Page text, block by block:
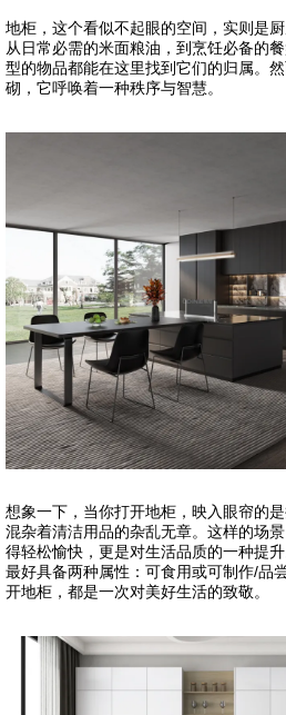
地柜，这个看似不起眼的空间，实则是
从日常必需的米面粮油，到烹饪必备的
型的物品都能在这里找到它们的归属。
砌，它呼唤着一种秩序与智慧。
想象一下，当你打开地柜，映入眼帘的
混杂着清洁用品的杂乱无章。这样的场
得轻松愉快，更是对生活品质的一种提
最好具备两种属性：可食用或可制作/品
开地柜，都是一次对美好生活的致敬。